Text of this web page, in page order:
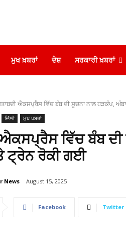
ਮੁਖ ਖ਼ਬਰਾਂ ਦੇਸ਼ ਸਰਕਾਰੀ ਖ਼ਬਰਾਂ
ਐਕਸਪ੍ਰੈਸ ਵਿੱਚ ਬੰਬ ਦੀ ਸੂਚਨਾ ਨਾਲ ਹੜਕੰਪ,
ਦਿੱਲੀ ਮੁਖ ਖ਼ਬਰਾਂ
ਵਿੱਚ ਬੰਬ
ਟ੍ਰੇਨ ਰੋਕੀ ਗਈ
News August 15, 2025
Facebook Twitter